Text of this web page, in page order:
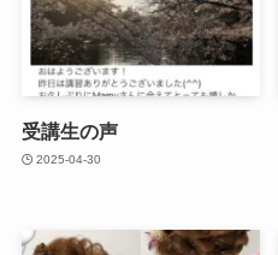
受講生の声
2025-04-30